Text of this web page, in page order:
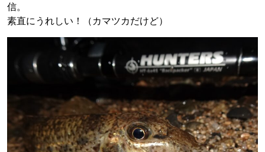
信。
素直にうれしい！（カマツカだけど）